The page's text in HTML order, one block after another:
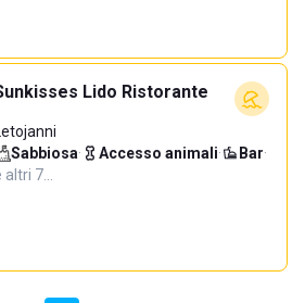
Lido Ristorante
Sabbiosa· Accesso animali· Bar·
altri 7…